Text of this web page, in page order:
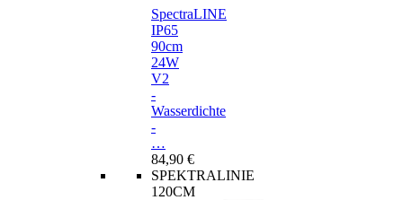
SpectraLINE
IP65
90cm
24W
V2
-
Wasserdichte
-
…
84,90 €
SPEKTRALINIE
120CM